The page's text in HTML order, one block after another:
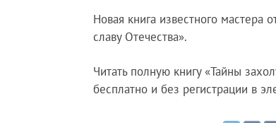
Новая книга известного мастера
славу Отечества».
Читать полную книгу «Тайны
бесплатно и без регистрации в